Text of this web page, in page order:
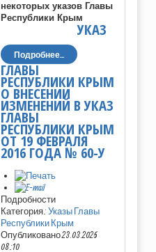
некоторых указов Главы
Республики Крым
Подробнее...
УКАЗ
ГЛАВЫ
РЕСПУБЛИКИ КРЫМ
О ВНЕСЕНИИ
ИЗМЕНЕНИЙ В УКАЗ
ГЛАВЫ
РЕСПУБЛИКИ КРЫМ
ОТ 19 ФЕВРАЛЯ
2016 ГОДА № 60-У
Подробности
Категория: Указы Главы
Республики Крым
Опубликовано 23.03.2026
08:10